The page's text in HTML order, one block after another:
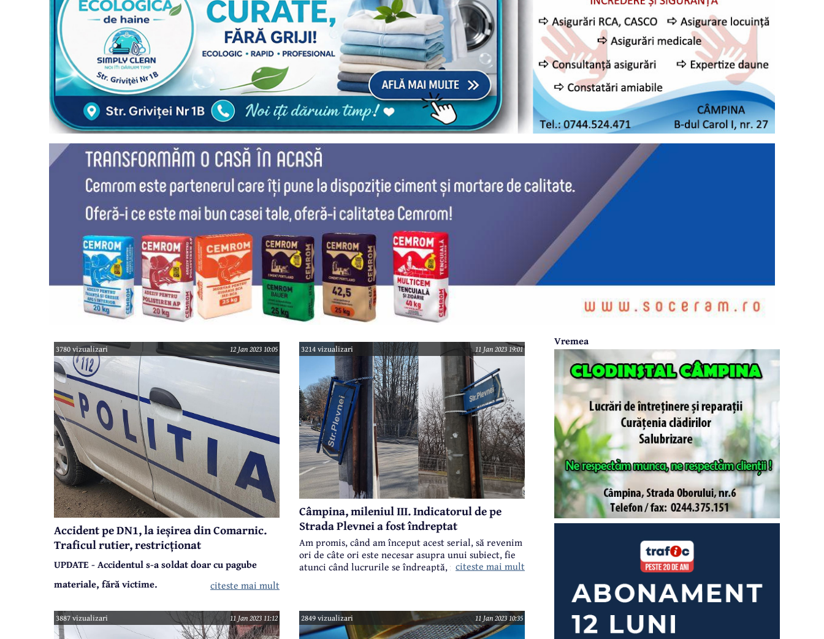
3780 vizualizari 12 Jan 2023 10:05
Accident pe DN1, la ieșirea din Comarnic.
Traficul rutier, restricționat
UPDATE - Accidentul s-a soldat doar cu pagube
materiale, fără victime.
din Comarnic spre Posada, a avut loc un accident de
circulație.
citeste mai mult
3214 vizualizari 11 Jan 2023 19:01
Câmpina, mileniul III. Indicatorul de pe
Strada Plevnei a fost îndreptat
Am promis, când am început acest serial, să revenim
ori de câte ori este necesar asupra unui subiect, fie
atunci când lucrurile se îndreaptă, fie, dimpotrivă,
citeste mai mult
3887 vizualizari 11 Jan 2023 11:12 2849 vizualizari 11 Jan 2023 10:35
Vremea